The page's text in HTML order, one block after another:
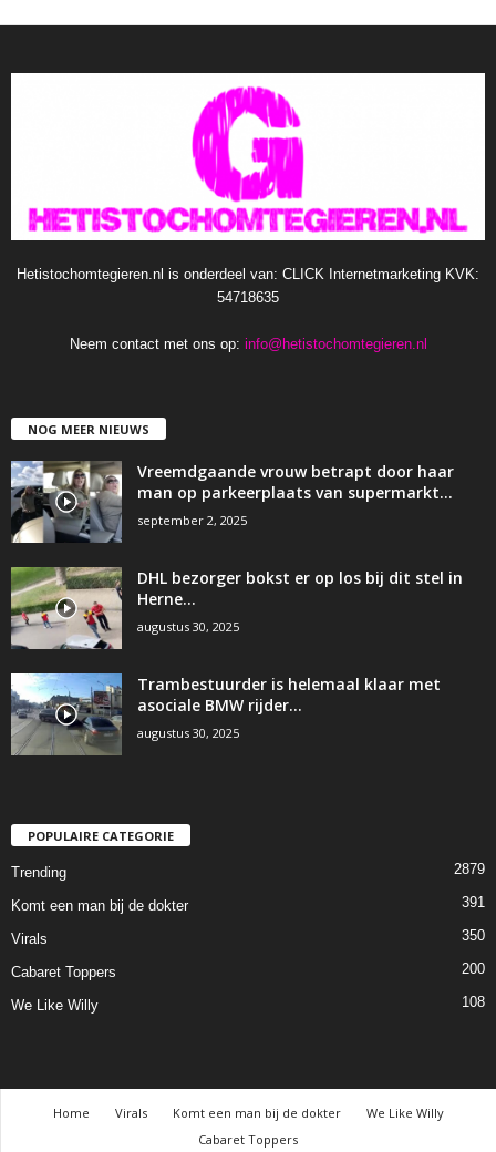
Hetistochomtegieren.nl is onderdeel van: CLICK Internetmarketing KVK:
54718635
Neem contact met ons op: info@hetistochomtegieren.nl
NOG MEER NIEUWS
Vreemdgaande vrouw betrapt door haar
man op parkeerplaats van supermarkt…
september 2, 2025
DHL bezorger bokst er op los bij dit stel in
Herne…
augustus 30, 2025
Trambestuurder is helemaal klaar met
asociale BMW rijder…
augustus 30, 2025
POPULAIRE CATEGORIE
Trending 2879
Komt een man bij de dokter 391
Virals 350
Cabaret Toppers 200
We Like Willy 108
Home Virals Komt een man bij de dokter
We Like Willy
Cabaret Toppers